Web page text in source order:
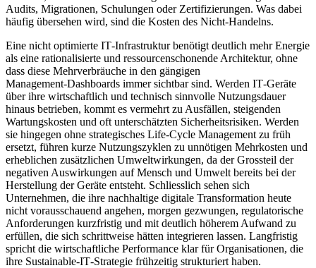
Audits, Migrationen, Schulungen oder Zertifizierungen. Was dabei
häufig übersehen wird, sind die Kosten des Nicht‑Handelns.
Eine nicht optimierte IT‑Infrastruktur benötigt deutlich mehr Energie
als eine rationalisierte und ressourcenschonende Architektur, ohne
dass diese Mehrverbräuche in den gängigen
Management‑Dashboards immer sichtbar sind. Werden IT‑Geräte
über ihre wirtschaftlich und technisch sinnvolle Nutzungsdauer
hinaus betrieben, kommt es vermehrt zu Ausfällen, steigenden
Wartungskosten und oft unterschätzten Sicherheitsrisiken. Werden
sie hingegen ohne strategisches Life-Cycle Management zu früh
ersetzt, führen kurze Nutzungszyklen zu unnötigen Mehrkosten und
erheblichen zusätzlichen Umweltwirkungen, da der Grossteil der
negativen Auswirkungen auf Mensch und Umwelt bereits bei der
Herstellung der Geräte entsteht. Schliesslich sehen sich
Unternehmen, die ihre nachhaltige digitale Transformation heute
nicht vorausschauend angehen, morgen gezwungen, regulatorische
Anforderungen kurzfristig und mit deutlich höherem Aufwand zu
erfüllen, die sich schrittweise hätten integrieren lassen. Langfristig
spricht die wirtschaftliche Performance klar für Organisationen, die
ihre Sustainable‑IT‑Strategie frühzeitig strukturiert haben.